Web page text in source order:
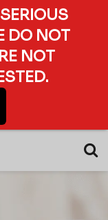
DO NOT
NOT